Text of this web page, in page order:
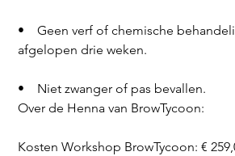
•    Geen verf of chemische
afgelopen drie weken.
•    Niet zwanger of pas bevallen.
Over de Henna van BrowTycoon:
Kosten Workshop BrowTycoon: €